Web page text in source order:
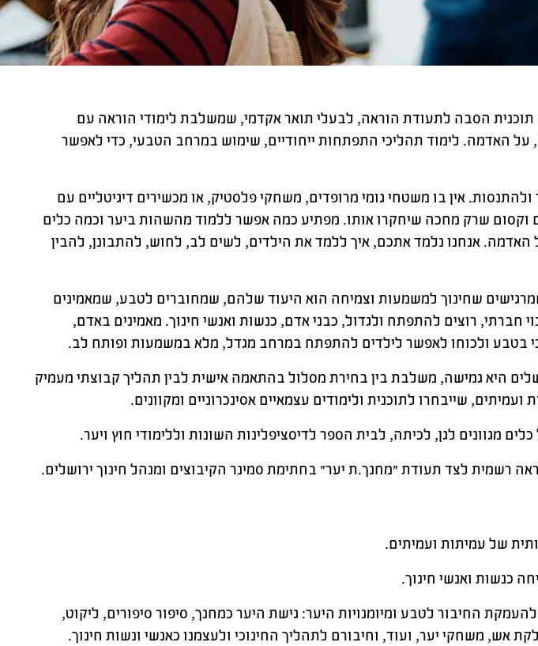
הסבה לתעודת הוראה, לבעלי תואר אקדמי, שמשלבת לימודי הוראה עם
על האדמה. לימוד תהליכי התפתחות ייחודיים, שימוש במרחב הטבעי, כדי לאפשר
אין בו משטחי גומי מרופדים, משחקי פלסטיק, או מכשירים דיגיטליים עם
וקסום שרק מחכה שיחקרו אותו. מפתיע כמה אפשר ללמוד מהשהות ביער וכמה כלים
האדמה. אנחנו נלמד אתכם, איך ללמד את הילדים, לשים לב, לחוש, להתבונן, להבין
שחינוך למשמעות וצמיחה הוא היעוד שלהם, שמחוברים לטבע, שמאמינים
חברתי, רוצים להתפתח ולגדול, כבני אדם, כנשות ואנשי חינוך. מאמינים באדם,
בטבע ולכוחו לאפשר לילדים להתפתח במרחב מגדל, מלא במשמעות ופותח לב.
היא גמישה, משלבת בין בחירת מסלול בהתאמה אישית לבין תהליך קבוצתי מעמיק
שייבחרו לתוכנית ולימודים עצמאיים אסינכרוניים ומקוונים.
מגוונים לגן, לכיתה, לבית הספר לדיסציפלינות השונות וללימודי חוץ ויער.
רשמית לצד תעודת ״מחנך.ת יער״ בחתימת סמינר הקיבוצים ומנהל חינוך ירושלים.
של עמיתות ועמיתים.
כנשות ואנשי חינוך.
החיבור לטבע ומיומנויות היער: גישת היער כמחנך, סיפור סיפורים, ליקוט,
אש, משחקי יער, ועוד, וחיבורם לתהליך החינוכי ולעצמנו כאנשי ונשות חינוך.